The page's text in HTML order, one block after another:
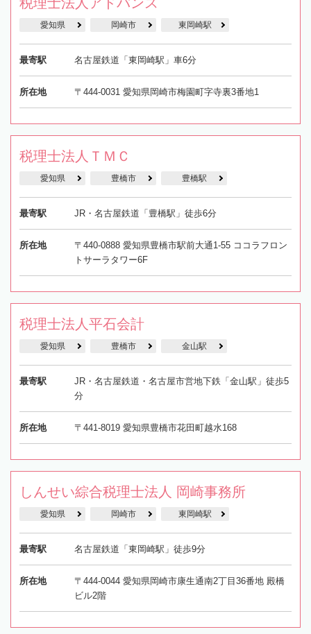
愛知県 岡崎市 東岡崎駅
最寄駅 名古屋鉄道「東岡崎駅」車6分
所在地 〒444-0031 愛知県岡崎市梅園町字寺裏3番地1
税理士法人ＴＭＣ
愛知県 豊橋市 豊橋駅
最寄駅 JR・名古屋鉄道「豊橋駅」徒歩6分
所在地
〒440-0888 愛知県豊橋市駅前大通1-55 ココラフロン
トサーラタワー6F
税理士法人平石会計
愛知県 豊橋市 金山駅
最寄駅
JR・名古屋鉄道・名古屋市営地下鉄「金山駅」徒歩5
分
所在地 〒441-8019 愛知県豊橋市花田町越水168
しんせい綜合税理士法人 岡崎事務所
愛知県 岡崎市 東岡崎駅
最寄駅 名古屋鉄道「東岡崎駅」徒歩9分
所在地
〒444-0044 愛知県岡崎市康生通南2丁目36番地 殿橋
ビル2階